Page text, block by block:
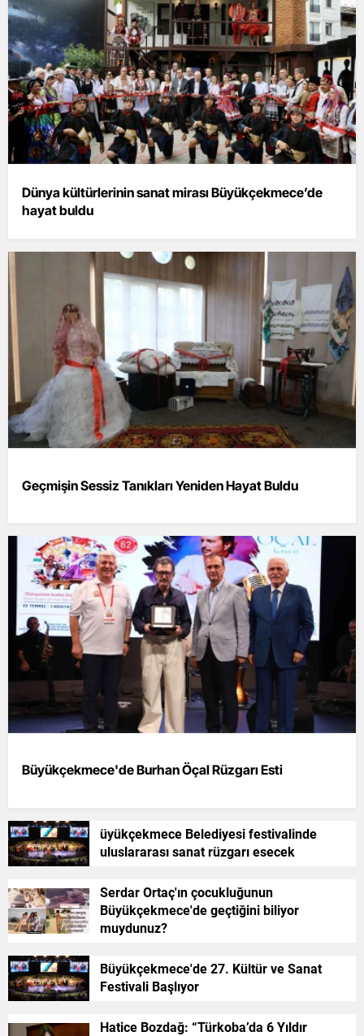
Dünya kültürlerinin sanat mirası Büyükçekmece’de
hayat buldu
Geçmişin Sessiz Tanıkları Yeniden Hayat Buldu
Büyükçekmece'de Burhan Öçal Rüzgarı Esti
üyükçekmece Belediyesi festivalinde
uluslararası sanat rüzgarı esecek
Serdar Ortaç'ın çocukluğunun
Büyükçekmece'de geçtiğini biliyor
muydunuz?
Büyükçekmece'de 27. Kültür ve Sanat
Festivali Başlıyor
Hatice Bozdağ: “Türkoba’da 6 Yıldır